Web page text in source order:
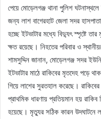
পেয়ে মোড়েলগঞ্জ থানা পুলিশ
জন্য লাশ বাগেরহাট জেলা সদর
হচ্ছে ইটভাটার মধ্যে বিদ্যুৎ স্পৃষ্টে
ক্ষত রয়েছে। নিহতের পরিবার ও
শামসুদ্দিন জানান, মোড়েলগঞ্জ সদর
ইটভাটার মাঠে রাকিবের মৃতদেহ পড়ে
গিয়ে লাশের সুরতহাল করেছে।
প্রাথমিক ধারণায় প্রতিয়মান হয়
হয়েছে। মৃত্যুর সঠিক কারন উদঘাটনে